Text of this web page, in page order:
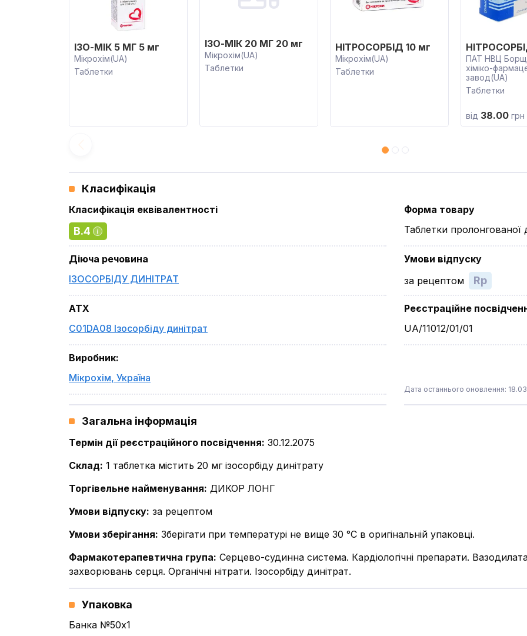
ІЗО-МІК 5 МГ 5 мг
Мікрохім(UA)
Таблетки
ІЗО-МІК 20 МГ 20 мг
Мікрохім(UA)
Таблетки
НІТРОСОРБІД 10 мг
Мікрохім(UA)
Таблетки
ПАТ НВЦ
хіміко-
завод(UA)
Таблетки
від 38.00 грн
Класифікація
Класифікація еквівалентності
B.4
Діюча речовина
ІЗОСОРБІДУ ДИНІТРАТ
ATX
C01DA08 Ізосорбіду динітрат
Виробник:
Мікрохім, Україна
Форма товару
Таблетки пролонгованої
Умови відпуску
за рецептом
Rp
Реєстраційне
UA/11012/01/01
Дата останнього оновлення:
Загальна інформація
Термін дії реєстраційного посвідчення: 30.12.2075
Склад: 1 таблетка містить 20 мг ізосорбіду динітрату
Торгівельне найменування: ДИКОР ЛОНГ
Умови відпуску: за рецептом
Умови зберігання: Зберігати при температурі не вище 30 °С в оригінальній упаковці.
Фармакотерапевтична група: Серцево-судинна система. Кардіологічні препарати.
захворювань серця. Органічні нітрати. Ізосорбіду динітрат.
Упаковка
Банка №50x1